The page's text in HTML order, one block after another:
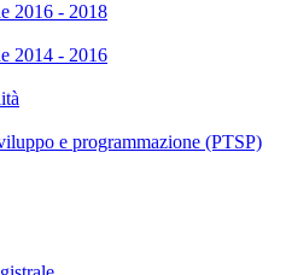
2016 - 2018
2014 - 2016
e programmazione (PTSP)